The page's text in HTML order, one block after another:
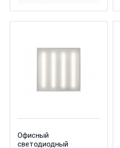
Офисный
светодиодный